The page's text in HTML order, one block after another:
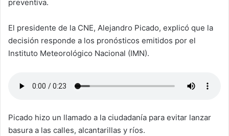
preventiva.
El presidente de la CNE, Alejandro Picado, explicó que la
decisión responde a los pronósticos emitidos por el
Instituto Meteorológico Nacional (IMN).
Picado hizo un llamado a la ciudadanía para evitar lanzar
basura a las calles, alcantarillas y ríos.